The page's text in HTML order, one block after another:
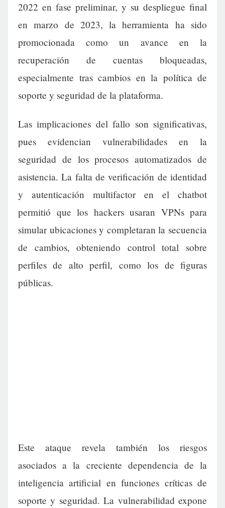
2022 en fase preliminar, y su despliegue final
en marzo de 2023, la herramienta ha sido
promocionada como un avance en la
recuperación de cuentas bloqueadas,
especialmente tras cambios en la política de
soporte y seguridad de la plataforma.
Las implicaciones del fallo son significativas,
pues evidencian vulnerabilidades en la
seguridad de los procesos automatizados de
asistencia. La falta de verificación de identidad
y autenticación multifactor en el chatbot
permitió que los hackers usaran VPNs para
simular ubicaciones y completaran la secuencia
de cambios, obteniendo control total sobre
perfiles de alto perfil, como los de figuras
públicas.
Este ataque revela también los riesgos
asociados a la creciente dependencia de la
inteligencia artificial en funciones críticas de
soporte y seguridad. La vulnerabilidad expone